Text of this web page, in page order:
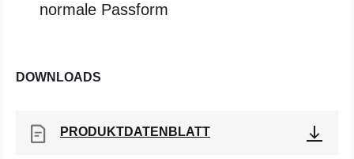
normale Passform
DOWNLOADS
PRODUKTDATENBLATT